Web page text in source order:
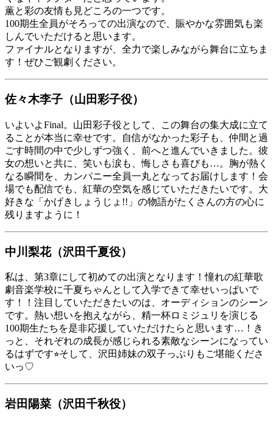
薫と彩の友情も見どころの一つです。
100期生全員がそろっての出演なので、賑やかな雰囲気も楽
しんでいただけると思います。
ファイナルとなりますが、全力で楽しみながら舞台に立ちま
す！ぜひご観劇ください。
佐々木李子（山田彩子役）
いよいよFinal。山田彩子役として、この舞台の集大成に立て
ることが本当に幸せです。自信がなかった彩子も、仲間と過
ごす時間の中で少しずつ強く、前へと進んでいきました。彼
女の想いと共に、笑いも涙も、悔しさも喜びも…。胸が熱く
なる瞬間を、カンパニー全員一丸となってお届けします！会
場でも配信でも、紅華の空気を感じていただきたいです。大
好きな「かげきしょうじょ!!」の物語がたくさんの方の心に
残りますように！
中川梨花（沢田千夏役）
私は、第3章にして初めての出演となります！憧れの紅華歌
劇音楽学校に千夏ちゃんとして入学できて幸せいっぱいで
す！！注目していただきたいのは、オーディションのシーン
です。熱い想いを抱えながら、精一杯ロミジュリを演じる
100期生たちを是非応援していただけたらと思います…！き
っと、それぞれの成長が感じられる素敵なシーンになってい
るはずです⭐︎そして、沢田姉妹の双子っぷりもご堪能くださ
いっ♡
岩田陽菜（沢田千秋役）